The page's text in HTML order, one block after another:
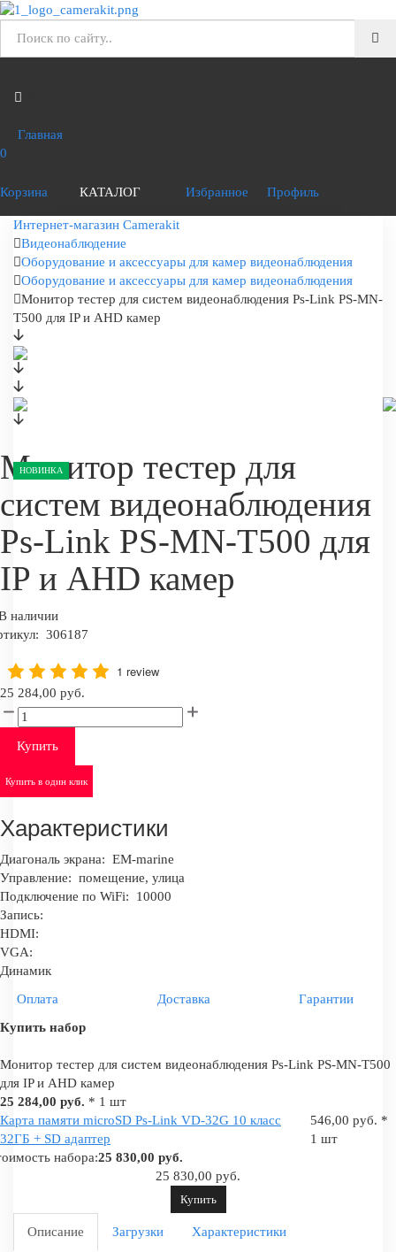
Главная
0
Корзина КАТАЛОГ Избранное Профиль
Интернет-магазин Camerakit
Видеонаблюдение
Оборудование и аксессуары для камер видеонаблюдения
Оборудование и аксессуары для камер видеонаблюдения
Монитор тестер для систем видеонаблюдения Ps-Link PS-MN-
T500 для IP и AHD камер
НОВИНКА
Монитор тестер для
систем видеонаблюдения
Ps-Link PS-MN-T500 для
IP и AHD камер
наличии
306187
1 review
25 284,00 руб.
Купить
Купить в один клик
Характеристики
Диагональ экрана: EM-marine
Управление: помещение, улица
Подключение по WiFi:
10000
Запись:
HDMI:
VGA:
Динамик
Оплата
Доставка
Гарантии
Купить набор
Монитор тестер для систем видеонаблюдения Ps-Link PS-MN-T500
для IP и AHD камер
25 284,00 руб. * 1 шт
Карта памяти microSD Ps-Link VD-32G 10 класс
32ГБ + SD адаптер
546,00 руб. *
1 шт
набора:25 830,00 руб.
25 830,00 руб.
Купить
Описание Загрузки Характеристики